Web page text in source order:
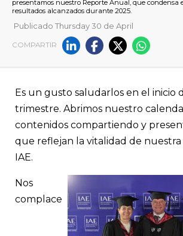
Cátedra PwC:
un arranque de
completa
diseñados para fortalecer su visión
En el ámbito académico, destacamos el
para No Directores y el comienzo de
presentamos nuestro Reporte Anual,
resultados alcanzados durante 2025.
Publicado Thursday 30 de April
COMPARTIR
Es un gusto saludarlos en el inicio
trimestre. Abrimos nuestro
contenidos compartiendo y
que reflejan la vitalidad de
IAE.
Nos
complace